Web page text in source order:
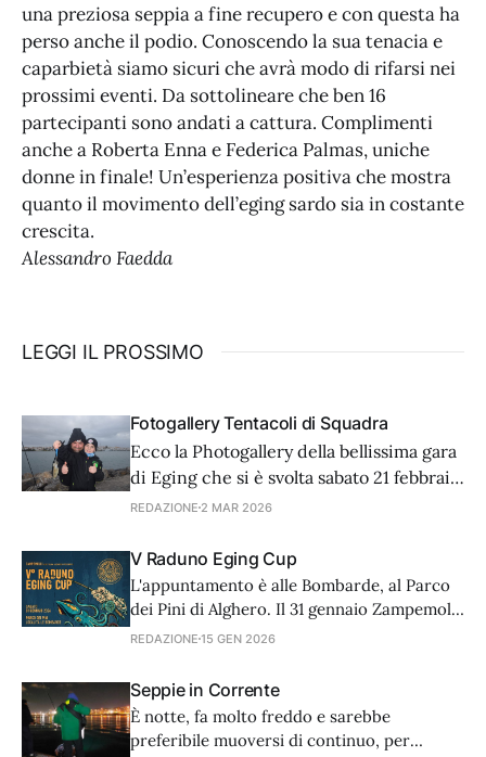
una preziosa seppia a fine recupero e con questa ha
perso anche il podio. Conoscendo la sua tenacia e
caparbietà siamo sicuri che avrà modo di rifarsi nei
prossimi eventi. Da sottolineare che ben 16
partecipanti sono andati a cattura. Complimenti
anche a Roberta Enna e Federica Palmas, uniche
donne in finale! Un’esperienza positiva che mostra
quanto il movimento dell’eging sardo sia in costante
crescita.
Alessandro Faedda
LEGGI IL PROSSIMO
Fotogallery Tentacoli di Squadra
Ecco la Photogallery della bellissima gara
di Eging che si è svolta sabato 21 febbraio.
L'articolo completo sul numero di Aprile
REDAZIONE 2 MAR 2026
V Raduno Eging Cup
L'appuntamento è alle Bombarde, al Parco
dei Pini di Alghero. Il 31 gennaio Zampemolli
Asd team Alghero, vi aspetta a suon di
e già sapete come finirà. Le iscrizioni sono
aperte e mancano solo due week-end. Per
info: Luca Fà 342
REDAZIONE 15 GEN 2026
Seppie in Corrente
È notte, fa molto freddo e sarebbe
preferibile muoversi di continuo, per